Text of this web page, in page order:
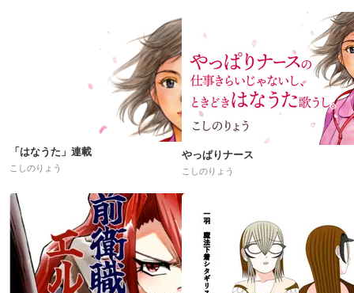
「はなうた」連載
こしのりょう
やっぱりナース
こしのりょう